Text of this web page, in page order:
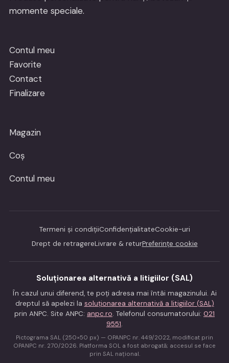
momente speciale.
Contul meu
Favorite
Contact
Finalizare
Magazin
Coș
Contul meu
Termeni și condițiiConfidențialitateCookie-uri
Drept de retragereLivrare & returPreferințe cookie
Soluționarea alternativă a litigiilor (SAL)
În cazul unui diferend, te poți adresa mai întâi magazinului. Ai
dreptul să apelezi la soluționarea alternativă a litigiilor (SAL)
prin ANPC. Site ANPC: anpc.ro. Telefonul consumatorului: 021
9551.
Pictograma SAL (250×50 px) — OPANPC nr. 449/2022, modificat prin
OPANPC nr. 270/2026. Platforma SOL a fost abrogată; accesul se face
prin SAL național.